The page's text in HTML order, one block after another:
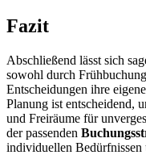
Fazit
Abschließend lässt sich
sowohl durch
Entscheidungen ihre
Planung ist entscheidend,
und Freiräume für
der passenden
individuellen Bedürfnissen